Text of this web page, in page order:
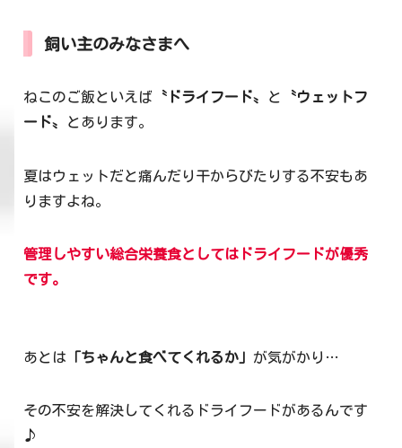
飼い主のみなさまへ
ねこのご飯といえば 〝ドライフード〟 と
〝ウェットフ
ード〟
とあります。
夏はウェットだと痛んだり干からびたりする不安もあ
りますよね。
管理しやすい総合栄養食としてはドライフードが優秀
です。
あとは 「ちゃんと食べてくれるか」 が気がかり…
その不安を解決してくれるドライフードがあるんです
♪